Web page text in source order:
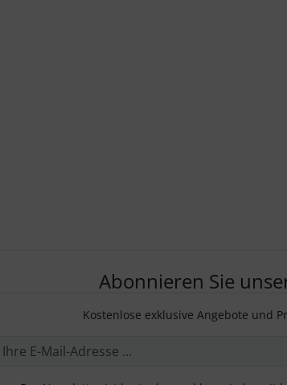
Abonnieren Sie
Kostenlose exklusive Angebote und